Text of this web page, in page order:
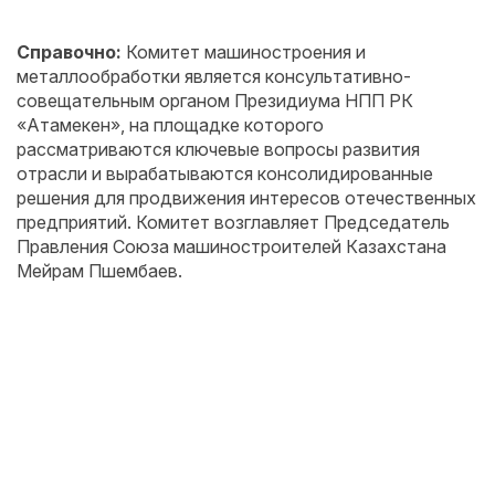
Справочно: Комитет машиностроения и
металлообработки является консультативно-
совещательным органом Президиума НПП РК
«Атамекен», на площадке которого
рассматриваются ключевые вопросы развития
отрасли и вырабатываются консолидированные
решения для продвижения интересов отечественных
предприятий. Комитет возглавляет Председатель
Правления Союза машиностроителей Казахстана
Мейрам Пшембаев.